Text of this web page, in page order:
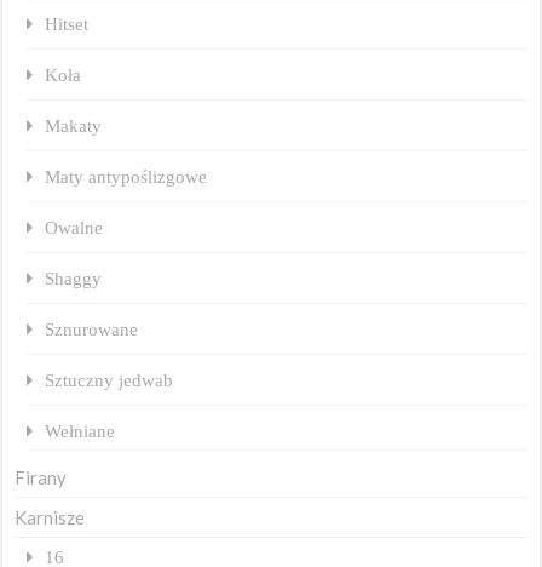
Hitset
Koła
Makaty
Maty antypoślizgowe
Owalne
Shaggy
Sznurowane
Sztuczny jedwab
Wełniane
Firany
Karnisze
16